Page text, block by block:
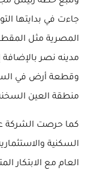
جاءت في بدايتها
المصرية مثل
مدينه نصر
وقطعة أرض في
منطقة العين
كما حرصت الشركة
السكنية
العام مع الابتكار